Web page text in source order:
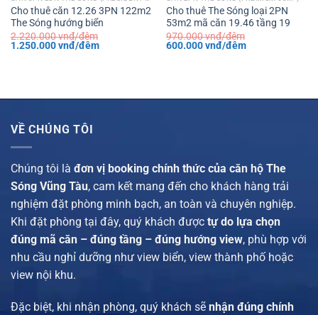
Cho thuê căn 12.26 3PN 122m2
The Sóng hướng biển
2.220.000vnđ/đêm
Giá
1.250.000vnđ/đêmGiá
Cho thuê The Sóng loại 2PN
53m2 mã căn 19.46 tầng 19
970.000vnđ/đêm
Giá
600.000vnđ/đêmGiá
VỀ CHÚNG TÔI
Chúng tôi là đơn vị booking chính thức của căn hộ The
Sóng Vũng Tàu, cam kết mang đến cho khách hàng trải
nghiệm đặt phòng minh bạch, an toàn và chuyên nghiệp.
Khi đặt phòng tại đây, quý khách được tự do lựa chọn
đúng mã căn – đúng tầng – đúng hướng view, phù hợp với
nhu cầu nghỉ dưỡng như view biển, view thành phố hoặc
view nội khu.
Đặc biệt, khi nhận phòng, quý khách sẽ nhận đúng chính